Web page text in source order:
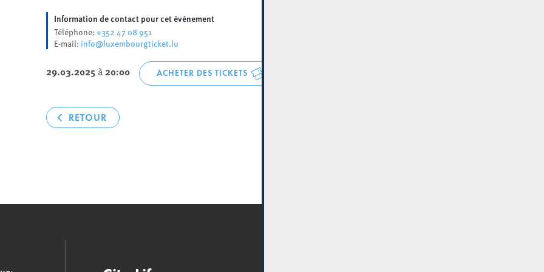
Information de contact pour cet événement
Téléphone: +352 47 08 951
E-mail: info@luxembourgticket.lu
29.03.2025à 20:00 ACHETER DES TICKETS
RETOUR